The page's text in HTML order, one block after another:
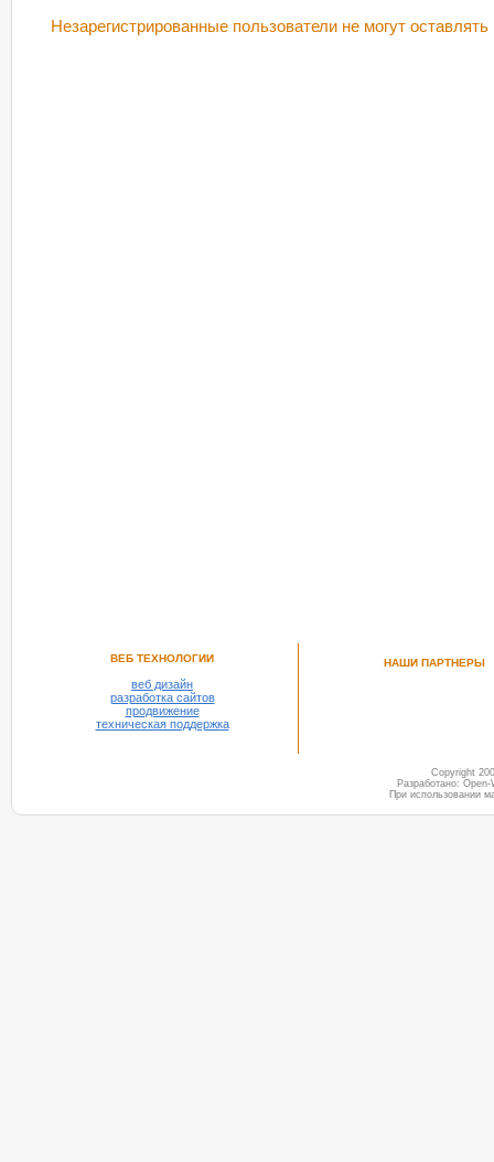
Незарегистрированные пользователи не могут
ВЕБ ТЕХНОЛОГИИ
веб дизайн
разработка сайтов
продвижение
техническая поддержка
НАШИ ПАРТНЕРЫ
Copyright
Разработано:
При использовании